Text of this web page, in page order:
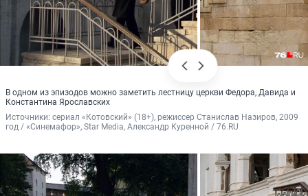
В одном из эпизодов можно заметить лестницу церкви Федора, Давида и
Константина Ярославских
Источники: сериал «Котовский» (18+), режиссер Станислав Назиров, 2009
год / «Синемафор», Star Media, Александр Куренной / 76.RU